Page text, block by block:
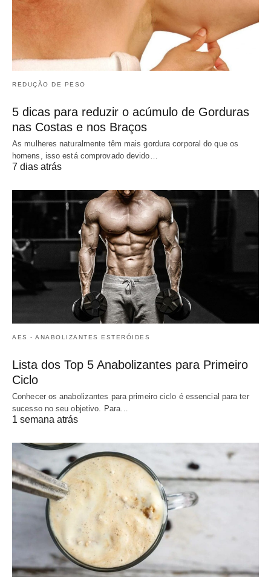
REDUÇÃO DE PESO
5 dicas para reduzir o acúmulo de Gorduras
nas Costas e nos Braços
As mulheres naturalmente têm mais gordura corporal do que os
homens, isso está comprovado devido…
7 dias atrás
AES - ANABOLIZANTES ESTERÓIDES
Lista dos Top 5 Anabolizantes para Primeiro
Ciclo
Conhecer os anabolizantes para primeiro ciclo é essencial para ter
sucesso no seu objetivo. Para…
1 semana atrás